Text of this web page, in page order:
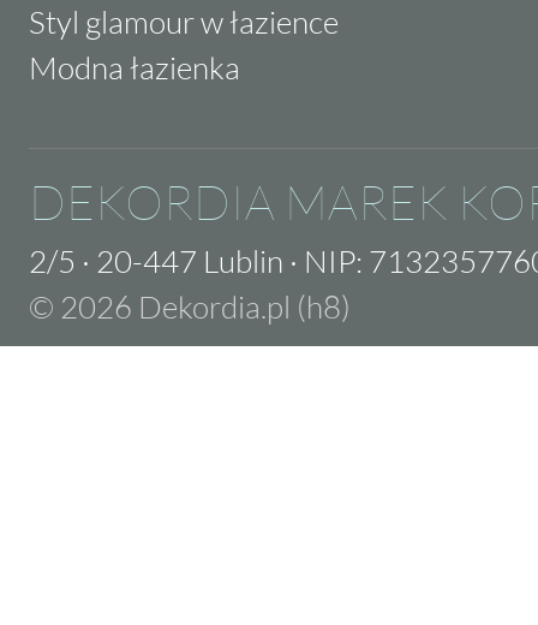
Styl glamour w łazience
Modna łazienka
DEKORDIA MAREK
2/5 · 20-447 Lublin · NIP:
© 2026 Dekordia.pl (h8)